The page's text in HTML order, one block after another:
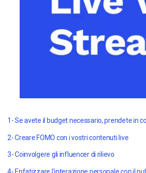
2- Creare FOMO con i vostri contenuti live
3- Coinvolgere gli influencer di rilievo